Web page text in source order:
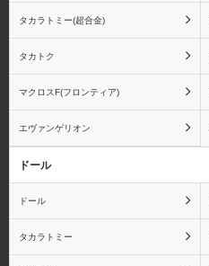
ムービック
メディアファクトリー
タカラトミー(超合金)
タカトク
マクロスF(フロンティア)
エヴァンゲリオン
ドール
ドール
タカラトミー